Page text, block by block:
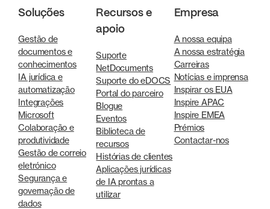
Soluções
Gestão de
documentos e
conhecimentos
IA jurídica e
automatização
Integrações
Microsoft
Colaboração e
produtividade
Gestão de correio
eletrónico
Segurança e
governação de
dados
Recursos e
apoio
Suporte
NetDocuments
Suporte do eDOCS
Portal do parceiro
Blogue
Eventos
Biblioteca de
recursos
Histórias de clientes
Aplicações jurídicas
de IA prontas a
utilizar
Empresa
A nossa equipa
A nossa estratégia
Carreiras
Notícias e imprensa
Inspirar os EUA
Inspire APAC
Inspire EMEA
Prémios
Contactar-nos